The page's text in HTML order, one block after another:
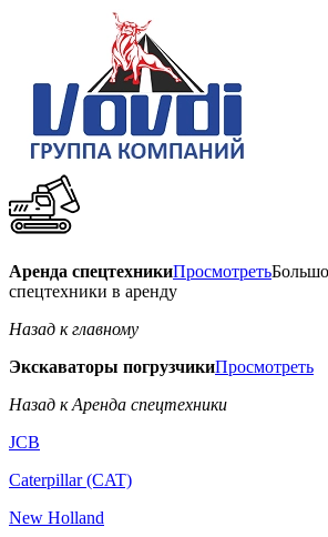
Аренда спецтехникиПросмотреть
спецтехники в аренду
Назад к главному
Экскаваторы погрузчикиПросмотреть
Назад к Аренда спецтехники
JCB
Caterpillar (CAT)
New Holland